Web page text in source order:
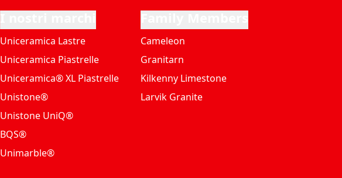
Uniceramica Lastre
Uniceramica Piastrelle
Uniceramica® XL Piastrelle
Unistone®
Unistone UniQ®
BQS®
Unimarble®
Cameleon
Granitarn
Kilkenny Limestone
Larvik Granite